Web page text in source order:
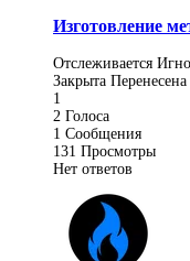
Изготовление
Отслеживается
Закрыта Перенесена
1
2 Голоса
1 Сообщения
131 Просмотры
Нет ответов